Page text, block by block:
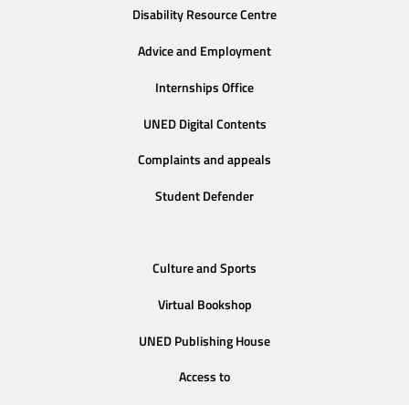
Disability Resource Centre
Advice and Employment
Internships Office
UNED Digital Contents
Complaints and appeals
Student Defender
Culture and Sports
Virtual Bookshop
UNED Publishing House
Access to